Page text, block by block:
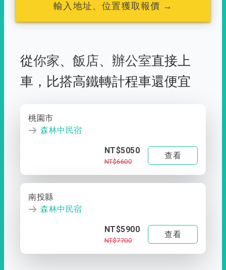
輸入地址、位置獲取報價 →
從你家、 飯店、 辦公室直接上
車， 比搭高鐵轉計程車還便宜
桃園市
森林中民宿
NT$5050
NT$6600
查看
南投縣
森林中民宿
NT$5900
NT$7700
查看